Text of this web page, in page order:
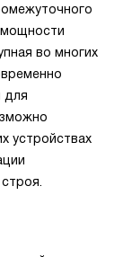
мощности
во многих
для
устройствах